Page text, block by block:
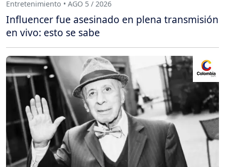
Entretenimiento • AGO 5 / 2026
Influencer fue asesinado en plena transmisión
en vivo: esto se sabe